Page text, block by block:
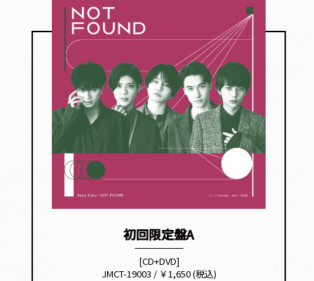
初回限定盤A
[CD+DVD]
JMCT-19003 / ￥1,650 (税込)